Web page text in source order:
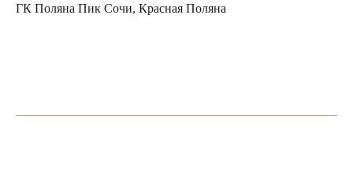
ГК Поляна Пик Сочи, Красная Поляна